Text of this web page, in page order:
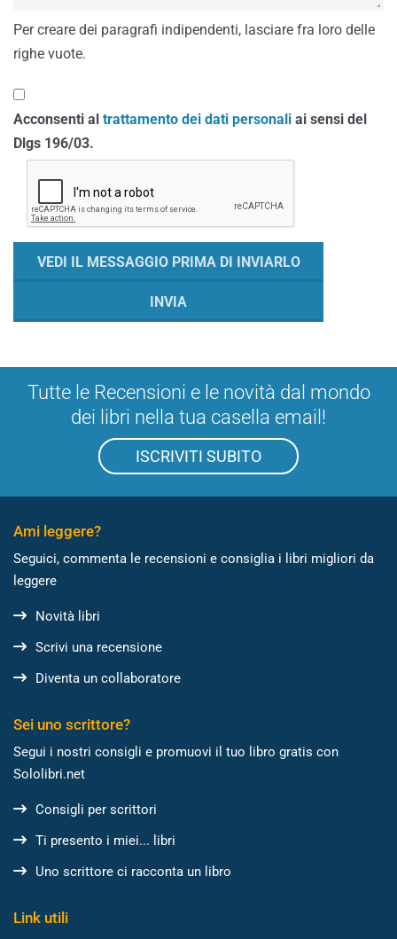
Per creare dei paragrafi indipendenti, lasciare fra loro delle
righe vuote.
Acconsenti al trattamento dei dati personali ai sensi del
Dlgs 196/03.
Tutte le Recensioni e le novità dal mondo
dei libri nella tua casella email!
ISCRIVITI SUBITO
Ami leggere?
Seguici, commenta le recensioni e consiglia i libri migliori da
leggere
Novità libri
Scrivi una recensione
Diventa un collaboratore
Sei uno scrittore?
Segui i nostri consigli e promuovi il tuo libro gratis con
Sololibri.net
Consigli per scrittori
Ti presento i miei... libri
Uno scrittore ci racconta un libro
Link utili